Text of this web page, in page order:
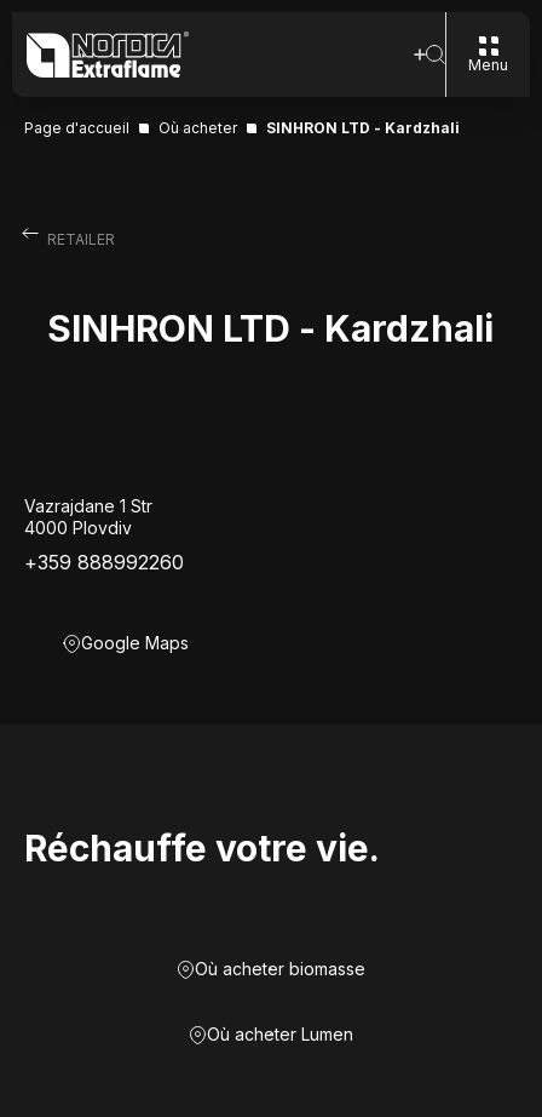
Menu
Page d'accueil Où acheter SINHRON LTD - Kardzhali
RETAILER
SINHRON LTD - Kardzhali
Vazrajdane 1 Str
4000 Plovdiv
+359 888992260
Google Maps
Réchauffe votre vie.
Où acheter biomasse
Où acheter Lumen